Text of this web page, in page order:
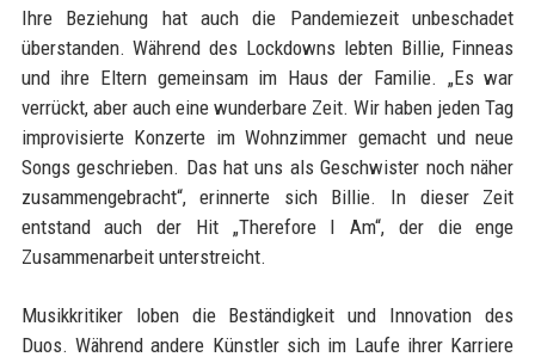
Ihre Beziehung hat auch die Pandemiezeit unbeschadet
überstanden. Während des Lockdowns lebten Billie, Finneas
und ihre Eltern gemeinsam im Haus der Familie. „Es war
verrückt, aber auch eine wunderbare Zeit. Wir haben jeden Tag
improvisierte Konzerte im Wohnzimmer gemacht und neue
Songs geschrieben. Das hat uns als Geschwister noch näher
zusammengebracht“, erinnerte sich Billie. In dieser Zeit
entstand auch der Hit „Therefore I Am“, der die enge
Zusammenarbeit unterstreicht.
Musikkritiker loben die Beständigkeit und Innovation des
Duos. Während andere Künstler sich im Laufe ihrer Karriere